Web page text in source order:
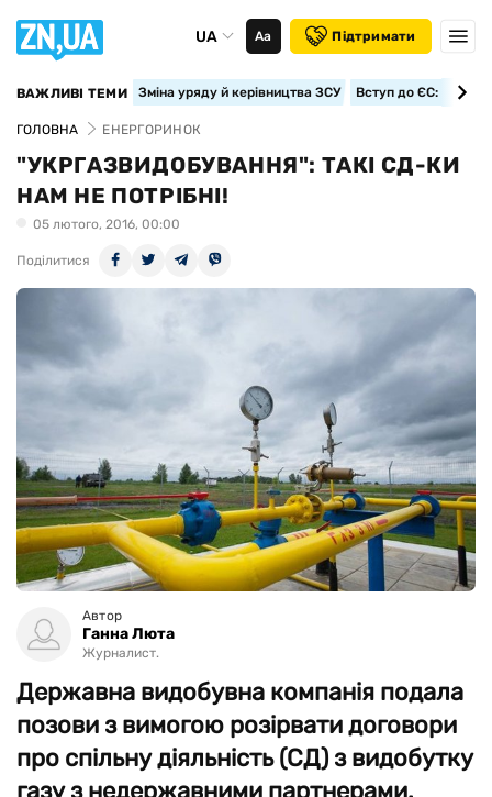
UA Аа Підтримати
ВАЖЛИВІ ТЕМИ Зміна уряду й керівництва ЗСУ Вступ до ЄС:
ГОЛОВНА ЕНЕРГОРИНОК
"УКРГАЗВИДОБУВАННЯ": ТАКІ СД-КИ
НАМ НЕ ПОТРІБНІ!
05 лютого, 2016, 00:00
Поділитися
Автор
Ганна Люта
Журналист.
Державна видобувна компанія подала
позови з вимогою розірвати договори
про спільну діяльність (СД) з видобутку
газу з недержавними партнерами.